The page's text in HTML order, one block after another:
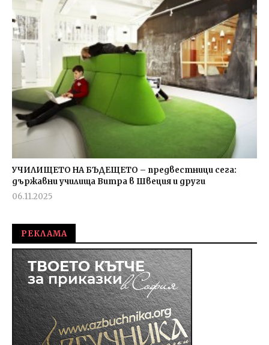
УЧИЛИЩЕТО НА БЪДЕЩЕТО – предвестници сега:
държавни училища Витра в Швеция и други
06.11.2025
РЕКЛАМА